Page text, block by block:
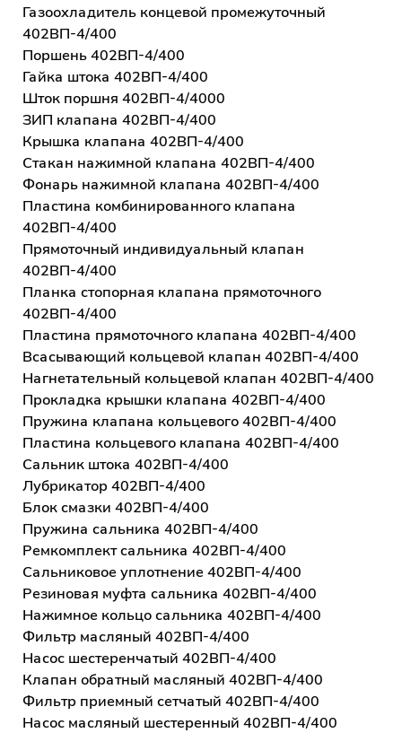
Газоохладитель концевой промежуточный
402ВП-4/400
Поршень 402ВП-4/400
Гайка штока 402ВП-4/400
Шток поршня 402ВП-4/4000
ЗИП клапана 402ВП-4/400
Крышка клапана 402ВП-4/400
Стакан нажимной клапана 402ВП-4/400
Фонарь нажимной клапана 402ВП-4/400
Пластина комбинированного клапана
402ВП-4/400
Прямоточный индивидуальный клапан
402ВП-4/400
Планка стопорная клапана прямоточного
402ВП-4/400
Пластина прямоточного клапана 402ВП-4/400
Всасывающий кольцевой клапан 402ВП-4/400
Нагнетательный кольцевой клапан 402ВП-4/400
Прокладка крышки клапана 402ВП-4/400
Пружина клапана кольцевого 402ВП-4/400
Пластина кольцевого клапана 402ВП-4/400
Сальник штока 402ВП-4/400
Лубрикатор 402ВП-4/400
Блок смазки 402ВП-4/400
Пружина сальника 402ВП-4/400
Ремкомплект сальника 402ВП-4/400
Сальниковое уплотнение 402ВП-4/400
Резиновая муфта сальника 402ВП-4/400
Нажимное кольцо сальника 402ВП-4/400
Фильтр масляный 402ВП-4/400
Насос шестеренчатый 402ВП-4/400
Клапан обратный масляный 402ВП-4/400
Фильтр приемный сетчатый 402ВП-4/400
Насос масляный шестеренный 402ВП-4/400